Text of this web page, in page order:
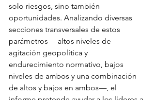
solo riesgos, sino también
oportunidades. Analizando diversas
secciones transversales de estos
parámetros —altos niveles de
agitación geopolítica y
endurecimiento normativo, bajos
niveles de ambos y una combinación
de altos y bajos en ambos—, el